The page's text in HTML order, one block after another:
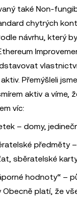
také Non-
chytrých
návrhu, který
Přemýšleli
aktiv a víme,
víc:
– domy,
předměty
sběratelské
hodnoty“ –
Obecně platí, že